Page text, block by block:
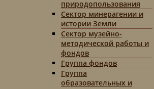
природопользования
Сектор минерагении и
истории Земли
Сектор музейно-
методической работы и
фондов
Группа фондов
Группа
образовательных и